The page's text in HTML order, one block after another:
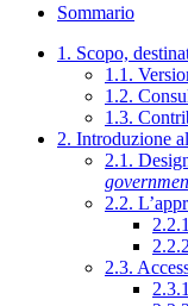
Sommario
1. Scopo,
1.1.
1.2.
1.3.
2. Introduzione
2.1.
2.2.
2.3.